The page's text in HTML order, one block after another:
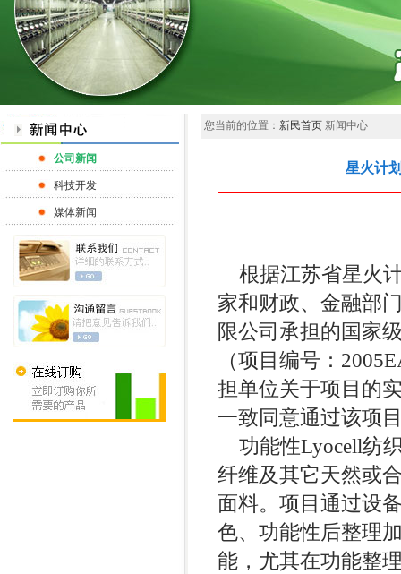
公司新闻
科技开发
媒体新闻
您当前的位置： 新民首页 新闻中心
星火计
根据江苏省星火
家和财政、金融部
限公司承担的国家
（项目编号：
担单位关于项目的
一致同意通过该项
功能性Lyocell纺
纤维及其它天然或
面料。项目通过设
色、功能性后整理
能，尤其在功能整